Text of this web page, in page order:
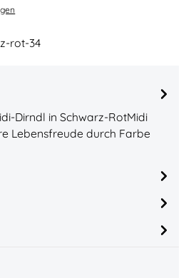
rot-34
Dirndl in Schwarz-RotMidi
Lebensfreude durch Farbe